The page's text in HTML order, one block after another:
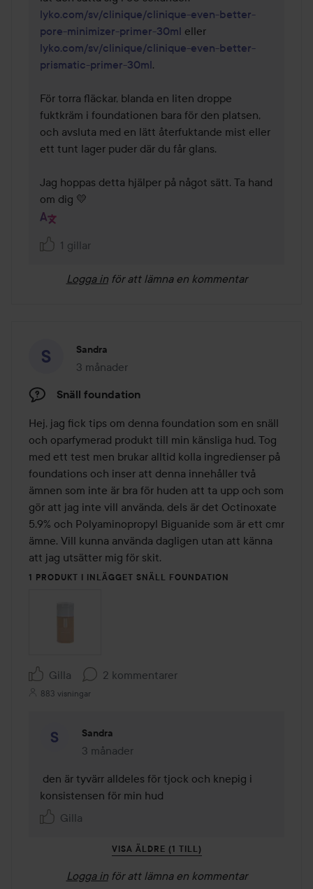
lyko.com/sv/clinique/clinique-even-better-
pore-minimizer-primer-30ml
lyko.com/sv/clinique/clinique-even-better-
prismatic-primer-30ml.
För torra fläckar, blanda en liten droppe
fuktkräm i foundationen bara för den platsen,
och avsluta med en lätt återfuktande mist eller
ett tunt lager puder där du får glans.
Jag hoppas detta hjälper på något sätt. Ta hand
om dig 💛
1 gillar
Logga in för att lämna en kommentar
Sandra
3 månader
Inlägget skapades 3 månader
Snäll foundation
Hej, jag fick tips om denna foundation som en snäll
och oparfymerad produkt till min känsliga hud. Tog
med ett test men brukar alltid kolla ingredienser på
foundations och inser att denna innehåller två
ämnen som inte är bra för huden att ta upp och som
gör att jag inte vill använda, dels är det Octinoxate
5.9% och Polyaminopropyl Biguanide som är ett cmr
ämne. Vill kunna använda dagligen utan att känna
att jag utsätter mig för skit.
1 PRODUKT I INLÄGGET SNÄLL FOUNDATION
Gilla 2 kommentarer
883 visningar
Sandra
3 månader
Kommentaren lades 3 månader
konsistensen för min hud
Gilla
VISA ÄLDRE (1 TILL)
Logga in för att lämna en kommentar